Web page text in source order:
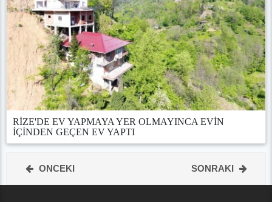
RİZE'DE EV YAPMAYA YER OLMAYINCA EVİN
İÇİNDEN GEÇEN EV YAPTI
ONCEKI SONRAKI